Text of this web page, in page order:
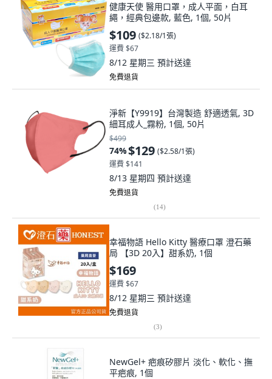
健康天使 醫用口罩，成人平面，白耳
繩，經典包邊款, 藍色, 1個, 50片
$109 ($2.18/1張)
運費 $67
8/12 星期三 預計送達
免費退貨
淨新【Y9919】台灣製造 舒適透氣, 3D
細耳成人_霧粉, 1個, 50片
$499
74%$129 ($2.58/1張)
運費 $141
8/13 星期四 預計送達
免費退貨
(14)
幸福物語 Hello Kitty 醫療口罩 澄石藥
局 【3D 20入】甜系奶, 1個
$169
運費 $67
8/12 星期三 預計送達
免費退貨
(3)
NewGel+ 疤痕矽膠片 淡化、軟化、撫
平疤痕, 1個